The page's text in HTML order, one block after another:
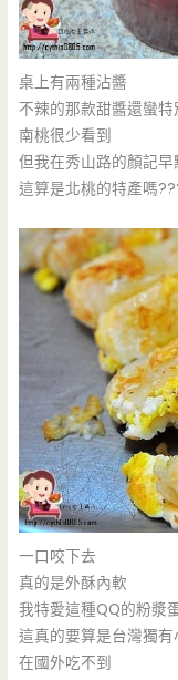
桌上有兩種沾醬
不辣的那款甜醬還蠻特
南桃很少看到
但我在秀山路的顏記
這算是北桃的特產嗎
一口咬下去
真的是外酥內軟
我特愛這種QQ的粉漿
這真的要算是台灣獨有
在國外吃不到